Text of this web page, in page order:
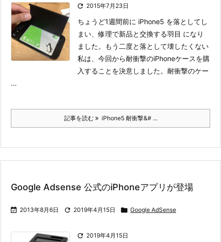
 2015年7月23日
ちょうど1週間前に iPhone5 を落としてし
まい、修理で新品と交換する羽目 になり
ました。
もう二度と落として壊したくない
私は、今回から耐衝撃のiPhoneケースを購
入することを決意しました。耐衝撃のケー
...
記事を読む iPhone5 耐衝撃&# ...
Google Adsense 公式のiPhoneアプリが登場
 2013年8月6日  2019年4月15日  Google AdSense
 2019年4月15日